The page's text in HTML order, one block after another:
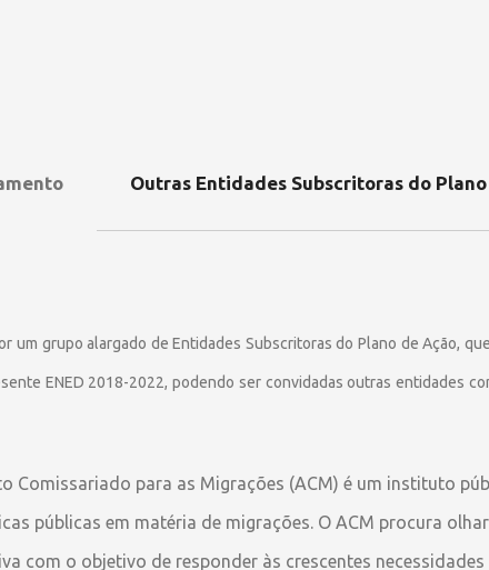
Outras Entidades Subscritoras do
um grupo alargado de Entidades Subscritoras do Plano de Ação,
ENED 2018-2022, podendo ser convidadas outras entidades
Comissariado para as Migrações (ACM) é um instituto
públicas em matéria de migrações. O ACM procura
com o objetivo de responder às crescentes